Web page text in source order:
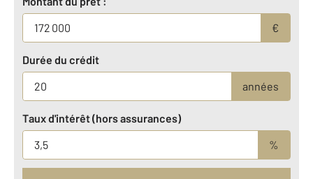
€
Durée du crédit
années
Taux d'intérêt (hors assurances)
%